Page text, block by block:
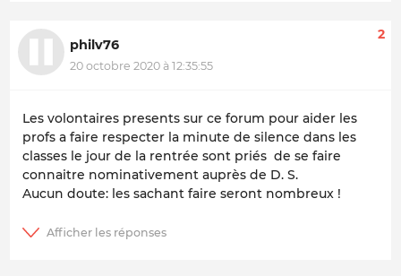
philv76
20 octobre 2020 à 12:35:55
2
Les volontaires presents sur ce forum pour aider les
profs a faire respecter la minute de silence dans les
classes le jour de la rentrée sont priés de se faire
connaitre nominativement auprès de D. S.
Aucun doute: les sachant faire seront nombreux !